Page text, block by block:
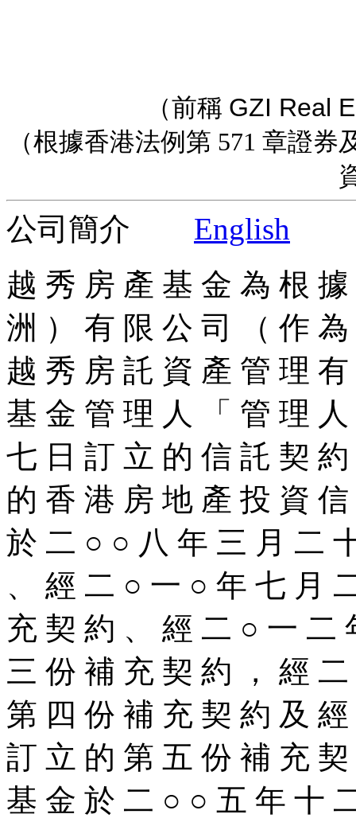
（前稱 GZI Real
（根據香港法例第 571 章證
公司簡介 English
越 秀 房 產 基 金 為 根
洲 ） 有 限 公 司 （ 作
越 秀 房 託 資 產 管 理
基 金 管 理 人 「 管 理
七 日 訂 立 的 信 託 契
的 香 港 房 地 產 投 資
於 二 ○ ○ 八 年 三 月 二
、 經 二 ○ 一 ○ 年 七 月
充 契 約 、 經 二 ○ 一 二
三 份 補 充 契 約 ， 經
第 四 份 補 充 契 約 及
訂 立 的 第 五 份 補 充
基 金 於 二 ○ ○ 五 年 十